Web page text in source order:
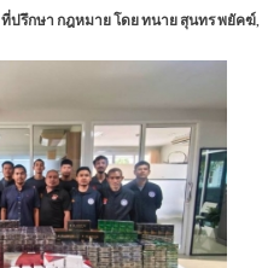
ที่ปรึกษา กฎหมาย โดย ทนาย สุนทร พยัคฆ์,